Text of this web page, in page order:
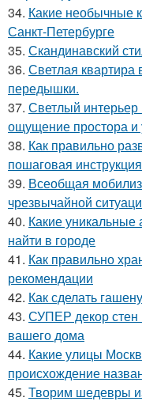
34. Какие необычные
Санкт-Петербурге
35. Скандинавский
36. Светлая квартира
передышки.
37. Светлый интерьер
ощущение простора и
38. Как правильно
пошаговая инструкция
39. Всеобщая
чрезвычайной
40. Какие
найти в городе
41. Как правильно
рекомендации
42. Как сделать
43. СУПЕР декор стен
вашего дома
44. Какие улицы
происхождение
45. Творим шедевры